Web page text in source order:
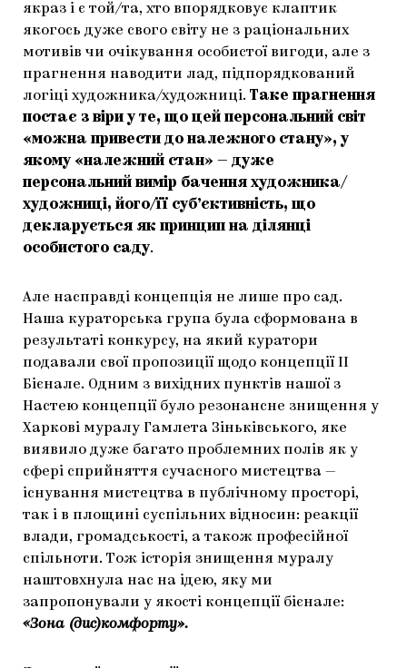
якраз і є той/та, хто впорядковує клаптик
якогось дуже свого світу не з раціональних
мотивів чи очікування особистої вигоди, але з
прагнення наводити лад, підпорядкований
логіці художника/художниці. Таке прагнення
постає з віри у те, що цей персональний світ
«можна привести до належного стану», у
якому «належний стан» — дуже
персональний вимір бачення художника/
художниці, його/її суб’єктивність, що
декларується як принцип на ділянці
особистого саду.
Але насправді концепція не лише про сад.
Наша кураторська група була сформована в
результаті конкурсу, на який куратори
подавали свої пропозиції щодо концепції ІІ
Бієнале. Одним з вихідних пунктів нашої з
Настею концепції було резонансне знищення у
Харкові муралу Гамлета Зіньківського, яке
виявило дуже багато проблемних полів як у
сфері сприйняття сучасного мистецтва —
існування мистецтва в публічному просторі,
так і в площині суспільних відносин: реакції
влади, громадськості, а також професійної
спільноти. Тож історія знищення муралу
наштовхнула нас на ідею, яку ми
запропонували у якості концепції бієнале:
«Зона (дис)комфорту».